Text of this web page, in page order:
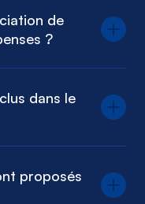
de
?
dans le
proposés